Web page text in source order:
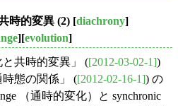
時的変異 (2) [diachrony]
][evolution]
共時的変異」 ([2012-03-02-1])
時態の関係」 ([2012-02-16-1]) の
（通時的変化）と synchronic